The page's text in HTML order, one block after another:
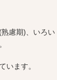
慮期)、いろい
います。